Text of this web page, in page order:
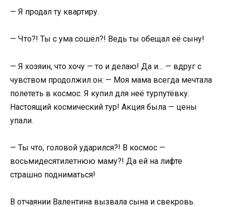
— Я продал ту квартиру.
— Что?! Ты с ума сошёл?! Ведь ты обещал её сыну!
— Я хозяин, что хочу — то и делаю! Да и… — вдруг с
чувством продолжил он: — Моя мама всегда мечтала
полететь в космос. Я купил для неё турпутёвку.
Настоящий космический тур! Акция была — цены
упали.
— Ты что, головой ударился?! В космос —
восьмидесятилетнюю маму?! Да ей на лифте
страшно подниматься!
В отчаянии Валентина вызвала сына и свекровь.